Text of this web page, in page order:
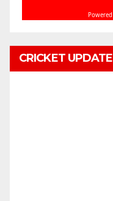
CRICKET UPDATE